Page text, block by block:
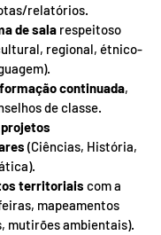
relatórios.
de sala respeitoso
regional, étnico-
formação continuada,
de classe.
projetos
(Ciências, História,
territoriais com a
mapeamentos
mutirões ambientais).